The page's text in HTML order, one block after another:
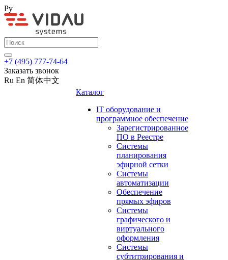
Ру
+7 (495) 777-74-64
Заказать звонок
Ru En 简体中文
Каталог
IT оборудование и
программное обеспечение
Зарегистрированное
ПО в Реестре
Системы
планирования
эфирной сетки
Системы
автоматизации
Обеспечение
прямых эфиров
Системы
графического и
виртуального
оформления
Системы
субтитрирования и